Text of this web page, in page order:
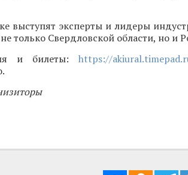
выступят эксперты и лидеры
только Свердловской области, но и
и билеты: https://